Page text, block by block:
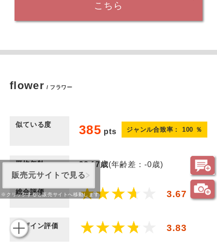
こちら
flower / フラワー
似ている度 385 pts ジャンル合致率： 100 ％
平均年齢 28.17歳(年齢差：-0歳)
総合評価 3.67
デザイン評価 3.83
販売元サイトで見る
※クリックすると販売サイトへ移動します